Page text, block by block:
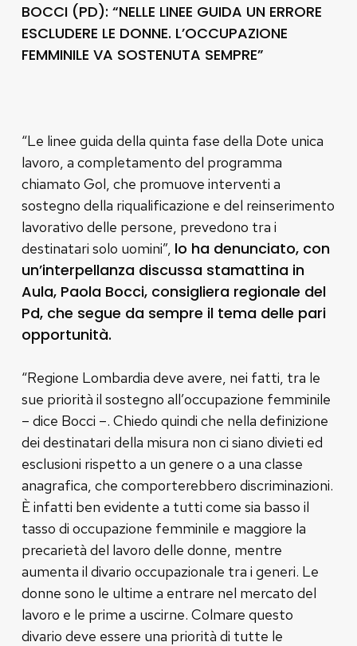
BOCCI (PD): “NELLE LINEE GUIDA UN ERRORE
ESCLUDERE LE DONNE. L’OCCUPAZIONE
FEMMINILE VA SOSTENUTA SEMPRE”
“Le linee guida della quinta fase della Dote unica
lavoro, a completamento del programma
chiamato Gol, che promuove interventi a
sostegno della riqualificazione e del reinserimento
lavorativo delle persone, prevedono tra i
destinatari solo uomini”, lo ha denunciato, con
un’interpellanza discussa stamattina in
Aula, Paola Bocci, consigliera regionale del
Pd, che segue da sempre il tema delle pari
opportunità.
“Regione Lombardia deve avere, nei fatti, tra le
sue priorità il sostegno all’occupazione femminile
– dice Bocci –. Chiedo quindi che nella definizione
dei destinatari della misura non ci siano divieti ed
esclusioni rispetto a un genere o a una classe
anagrafica, che comporterebbero discriminazioni.
È infatti ben evidente a tutti come sia basso il
tasso di occupazione femminile e maggiore la
precarietà del lavoro delle donne, mentre
aumenta il divario occupazionale tra i generi. Le
donne sono le ultime a entrare nel mercato del
lavoro e le prime a uscirne. Colmare questo
divario deve essere una priorità di tutte le